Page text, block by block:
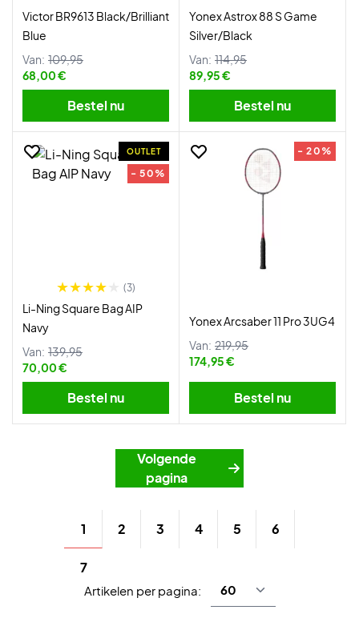
Victor BR9613 Black/Brilliant
Blue
Van: 109,95
68,00 €
Bestel nu
Yonex Astrox 88 S Game
Silver/Black
Van: 114,95
89,95 €
Bestel nu
OUTLET
- 50%
(3)
Li-Ning Square Bag AIP
Navy
Van: 139,95
70,00 €
Bestel nu
- 20%
Yonex Arcsaber 11 Pro 3UG4
Van: 219,95
174,95 €
Bestel nu
Volgende
pagina
1 2 3 4 5 6
7
Artikelen per pagina: